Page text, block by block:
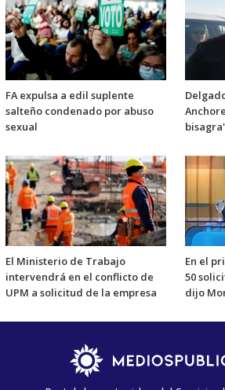
FA expulsa a edil suplente
salteño condenado por abuso
sexual
El Ministerio de Trabajo
intervendrá en el conflicto de
UPM a solicitud de la empresa
En el
50
dijo